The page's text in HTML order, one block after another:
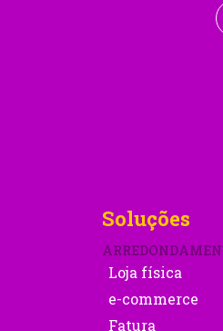
Soluções
Loja física
e-commerce
Fatura